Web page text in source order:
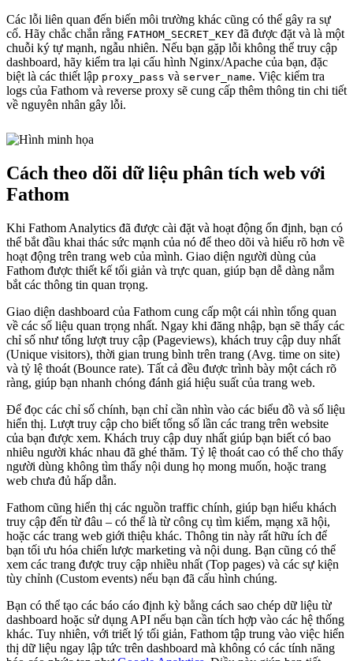
Các lỗi liên quan đến biến môi trường khác cũng có thể gây ra sự
cố. Hãy chắc chắn rằng FATHOM_SECRET_KEY đã được đặt và là một
chuỗi ký tự mạnh, ngẫu nhiên. Nếu bạn gặp lỗi không thể truy cập
dashboard, hãy kiểm tra lại cấu hình Nginx/Apache của bạn, đặc
biệt là các thiết lập proxy_pass và server_name. Việc kiểm tra
logs của Fathom và reverse proxy sẽ cung cấp thêm thông tin chi tiết
về nguyên nhân gây lỗi.
Cách theo dõi dữ liệu phân tích web với
Fathom
Khi Fathom Analytics đã được cài đặt và hoạt động ổn định, bạn có
thể bắt đầu khai thác sức mạnh của nó để theo dõi và hiểu rõ hơn về
hoạt động trên trang web của mình. Giao diện người dùng của
Fathom được thiết kế tối giản và trực quan, giúp bạn dễ dàng nắm
bắt các thông tin quan trọng.
Giao diện dashboard của Fathom cung cấp một cái nhìn tổng quan
về các số liệu quan trọng nhất. Ngay khi đăng nhập, bạn sẽ thấy các
chỉ số như tổng lượt truy cập (Pageviews), khách truy cập duy nhất
(Unique visitors), thời gian trung bình trên trang (Avg. time on site)
và tỷ lệ thoát (Bounce rate). Tất cả đều được trình bày một cách rõ
ràng, giúp bạn nhanh chóng đánh giá hiệu suất của trang web.
Để đọc các chỉ số chính, bạn chỉ cần nhìn vào các biểu đồ và số liệu
hiển thị. Lượt truy cập cho biết tổng số lần các trang trên website
của bạn được xem. Khách truy cập duy nhất giúp bạn biết có bao
nhiêu người khác nhau đã ghé thăm. Tỷ lệ thoát cao có thể cho thấy
người dùng không tìm thấy nội dung họ mong muốn, hoặc trang
web chưa đủ hấp dẫn.
Fathom cũng hiển thị các nguồn traffic chính, giúp bạn hiểu khách
truy cập đến từ đâu – có thể là từ công cụ tìm kiếm, mạng xã hội,
hoặc các trang web giới thiệu khác. Thông tin này rất hữu ích để
bạn tối ưu hóa chiến lược marketing và nội dung. Bạn cũng có thể
xem các trang được truy cập nhiều nhất (Top pages) và các sự kiện
tùy chỉnh (Custom events) nếu bạn đã cấu hình chúng.
Bạn có thể tạo các báo cáo định kỳ bằng cách sao chép dữ liệu từ
dashboard hoặc sử dụng API nếu bạn cần tích hợp vào các hệ thống
khác. Tuy nhiên, với triết lý tối giản, Fathom tập trung vào việc hiển
thị dữ liệu ngay lập tức trên dashboard mà không có các tính năng